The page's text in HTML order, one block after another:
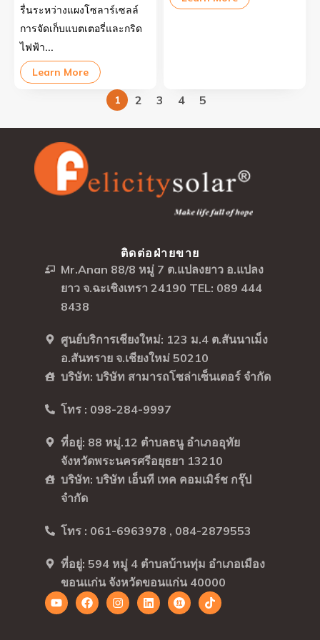
รื่นระหว่างแผงโซลาร์เซลล์
การจัดเก็บแบตเตอรี่และกริด
ไฟฟ้า...
Learn More
1 2 3 4 5
ติดต่อฝ่ายขาย
Mr.Anan 88/8 หมู่ 7 ต.แปลงยาว อ.แปลง
ยาว จ.ฉะเชิงเทรา 24190 TEL: 089 444
8438
ศูนย์บริการเชียงใหม่: 123 ม.4 ต.สันนาเม็ง
อ.สันทราย จ.เชียงใหม่ 50210
บริษัท: บริษัท สามารถโซล่าเซ็นเตอร์ จำกัด
โทร : 098-284-9997
ที่อยู่: 88 หมู่.12 ตำบลธนู อำเภออุทัย
จังหวัดพระนครศรีอยุธยา 13210
บริษัท: บริษัท เอ็นที เทค คอมเมิร์ช กรุ๊ป
จำกัด
โทร : 061-6963978 , 084-2879553
ที่อยู่: 594 หมู่ 4 ตำบลบ้านทุ่ม อำเภอเมือง
ขอนแก่น จังหวัดขอนแก่น 40000
Y
o
u
F
a
c
I
n
s
L
i
n
R
e
d
T
i
k